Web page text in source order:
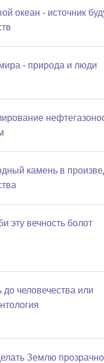
океан - источник
- природа и люди
камень в
эту вечность болот
до человечества или
Землю